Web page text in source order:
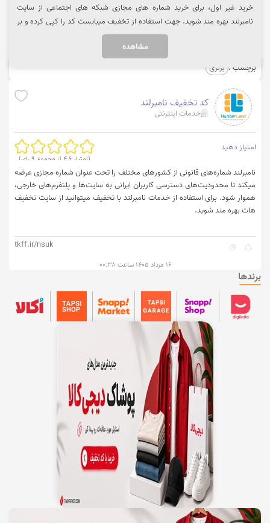
خرید غیر اول، برای خرید شماره های مجازی شبکه های اجتماعی از سایت
نامبرلند بهره مند شوید. جهت استفاده از تخفیف میبایست کد را کپی کرده و بر
روی گزینه "خرید کنید" کلیک نمایید.
مشاهده
برچسب : برنزی
کد تخفیف نامبرلند
خدمات اینترنتی
امتیاز دهید
(امتیاز4.6 از مجموع 9 رای)
نامبرلند شماره‌های قانونی از کشور‌های مختلف را تحت عنوان شماره مجازی عرضه
میکند تا محدودیت‌های دسترسی کاربران ایرانی به سایت‌ها و پلتفرم‌های خارجی،
هموار شود. برای استفاده از خدمات نامبرلند با تخفیف میتوانید از سایت تخفیف
هات بهره مند شوید.
tkff.ir/nsuk
۱۶ مرداد ۱۴۰۵ ساعت ۰۰:۳۸
برندها